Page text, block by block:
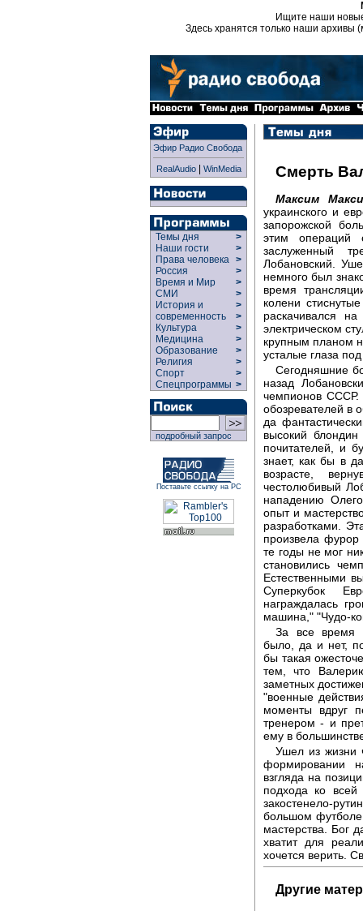
Ищите наши
Здесь хранятся только наши архивы
Эфир Радио Свобода
RealAudio| WinMedia
Темы дня
>
Наши гости
>
Права человека >
Россия
>
Время и Мир
>
СМИ
>
История и
современность
>
>
Культура
>
Медицина
>
Образование
>
Религия
>
Спорт
>
Спецпрограммы >
подробный запрос
Поставьте ссылку на РС
Смерть
Максим
украинского и
запорожской
этим операций
заслуженный
Лобановский.
немного был
время
колени
раскачивался
электрическом
крупным планом
усталые глаза
Сегодняшние
назад
чемпионов СССР.
обозревателей в
да
высокий
почитателей, и
знает, как бы в
возрасте,
честолюбивый
нападению
опыт и
разработками.
произвела
те годы не мог
становились
Естественными
Суперкубок
награждалась
машина," "Чудо-
За все время
было, да и нет,
бы такая
тем, что
заметных
"военные
моменты вдруг
тренером - и
ему в
Ушел из жизни
формировании
взгляда на
подхода ко
закостенело-
большом футболе
мастерства. Бог
хватит для
хочется верить.
Другие